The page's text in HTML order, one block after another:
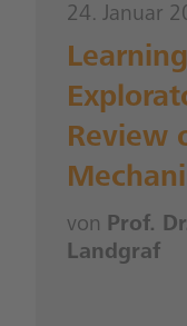
24. Januar
Review
von Prof.
Landgraf